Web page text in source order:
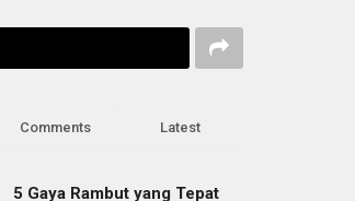
Comments Latest
5 Gaya Rambut yang Tepat